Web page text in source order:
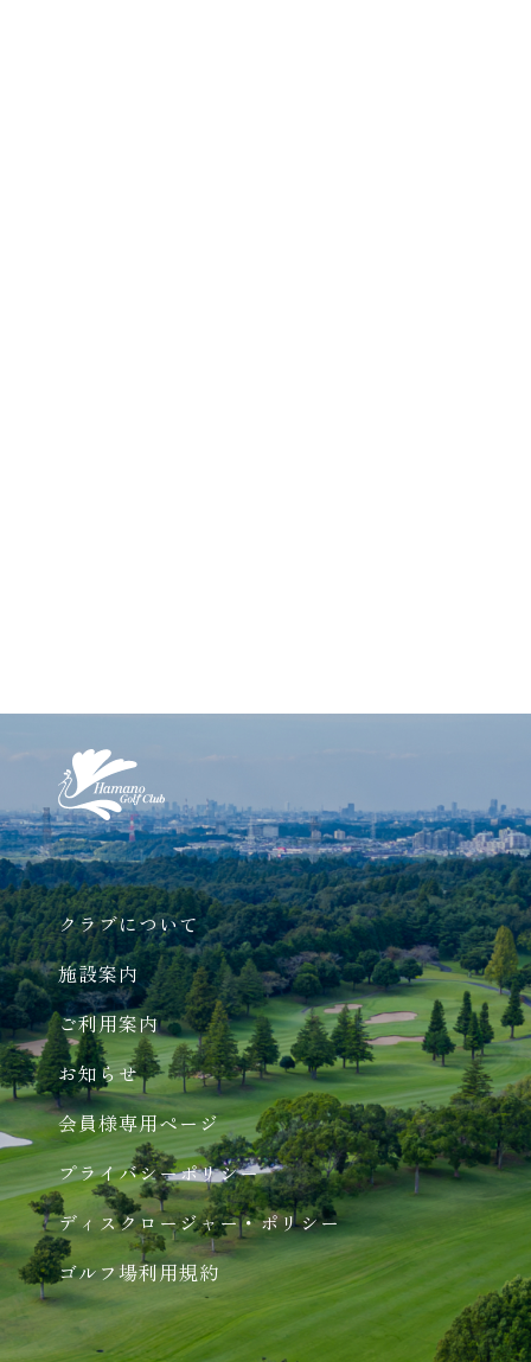
クラブについて
施設案内
ご利用案内
お知らせ
会員様専用ページ
プライバシーポリシー
ディスクロージャー・ポリシー
ゴルフ場利用規約